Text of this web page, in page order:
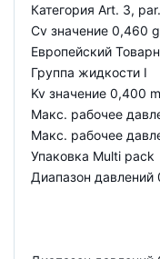
Категория Art. 3,
Cv значение 0,460
Европейский
Группа жидкости I
Kv значение 0,400
Макс. рабочее
Макс. рабочее
Упаковка Multi pack
Диапазон